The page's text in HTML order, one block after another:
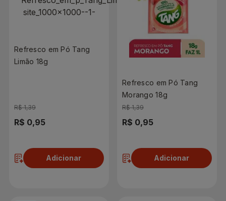
Refresco em Pó Tang
Limão 18g
R$ 1,39
R$ 0,95
Adicionar
Refresco em Pó Tang
Morango 18g
R$ 1,39
R$ 0,95
Adicionar